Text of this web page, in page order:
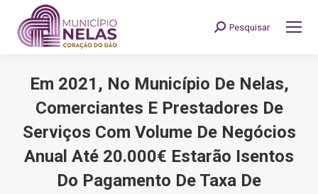
Search:
Pesquisar
Em 2021, No Município De Nelas,
Comerciantes E Prestadores De
Serviços Com Volume De Negócios
Anual Até 20.000€ Estarão Isentos
Do Pagamento De Taxa De